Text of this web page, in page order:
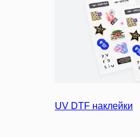
UV DTF наклейки